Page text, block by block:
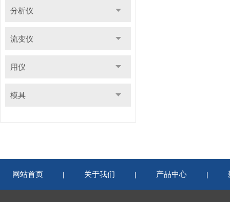
分析仪
流变仪
用仪
模具
网站首页 | 关于我们 | 产品中心 |